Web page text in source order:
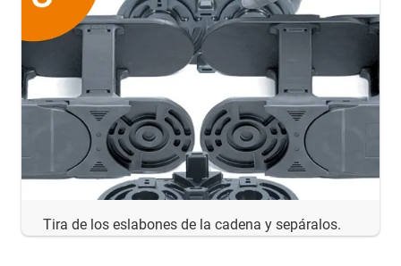
Tira de los eslabones de la cadena y sepáralos.